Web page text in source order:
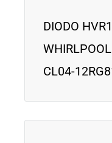
DIODO
CL04-